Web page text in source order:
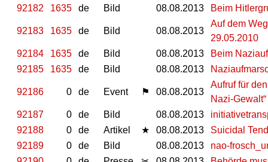
92182
1635 de Bild 08.08.2013 Beim
92183 1635 de Bild 08.08.2013
Auf dem
29.05.2010
92184
1635 de Bild 08.08.2013
Beim
92185
1635 de Bild 08.08.2013
92186 0 de Event ⚑ 08.08.2013
Aufruf für
Nazi-Gewalt“
92187
0 de Bild 08.08.2013
92188
0 de Artikel ★ 08.08.2013
Suicidal
92189
0 de Bild 08.08.2013
nao-